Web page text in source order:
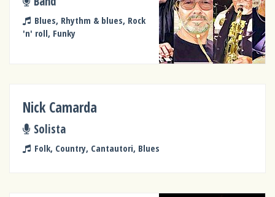
Blues, Rhythm & blues, Rock
'n' roll, Funky
Nick Camarda
Solista
Folk, Country, Cantautori, Blues